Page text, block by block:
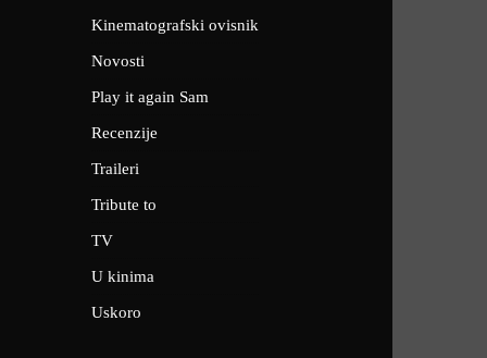
Kinematografski ovisnik
Novosti
Play it again Sam
Recenzije
Traileri
Tribute to
TV
U kinima
Uskoro